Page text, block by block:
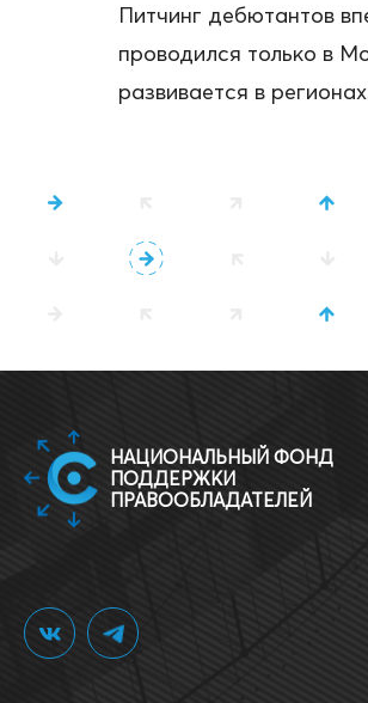
Питчинг дебютантов
проводился только в
развивается в
НАЦИОНАЛЬНЫЙ ФОНД
ПОДДЕРЖКИ
ПРАВООБЛАДАТЕЛЕЙ